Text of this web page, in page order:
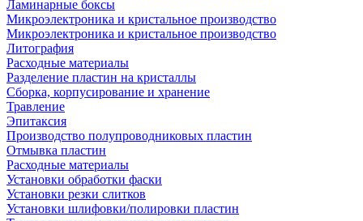
Ламинарные боксы
Микроэлектроника и кристальное производство
Микроэлектроника и кристальное производство
Литография
Расходные материалы
Разделение пластин на кристаллы
Сборка, корпусирование и хранение
Травление
Эпитаксия
Производство полупроводниковых пластин
Отмывка пластин
Расходные материалы
Установки обработки фаски
Установки резки слитков
Установки шлифовки/полировки пластин